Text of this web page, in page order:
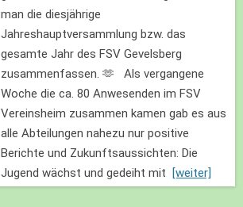
man die diesjährige
Jahreshauptversammlung bzw. das
gesamte Jahr des FSV Gevelsberg
zusammenfassen. 🫶 Als vergangene
Woche die ca. 80 Anwesenden im FSV
Vereinsheim zusammen kamen gab es aus
alle Abteilungen nahezu nur positive
Berichte und Zukunftsaussichten: Die
Jugend wächst und gedeiht mit
[weiter]